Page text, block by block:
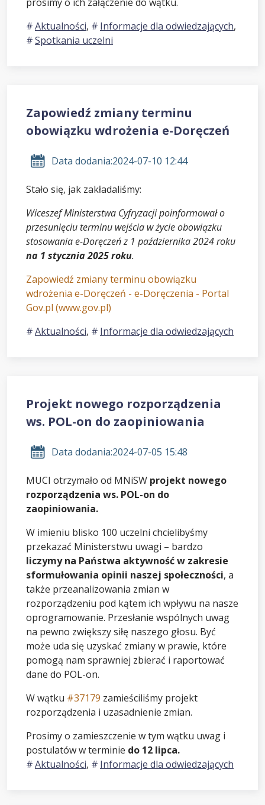
Aktualności, Informacje dla odwiedzających,
Spotkania uczelni
Zapowiedź zmiany terminu
obowiązku wdrożenia e-Doręczeń
Data dodania:2024-07-10 12:44
Stało się, jak zakładaliśmy:
Wiceszef Ministerstwa Cyfryzacji poinformował o
przesunięciu terminu wejścia w życie obowiązku
stosowania e-Doręczeń z 1 października 2024 roku
na 1 stycznia 2025 roku.
Zapowiedź zmiany terminu obowiązku
wdrożenia e-Doręczeń - e-Doręczenia - Portal
Gov.pl (www.gov.pl)
Aktualności, Informacje dla odwiedzających
Projekt nowego rozporządzenia
ws. POL-on do zaopiniowania
Data dodania:2024-07-05 15:48
MUCI otrzymało od MNiSW projekt nowego
rozporządzenia ws. POL-on do
zaopiniowania.
W imieniu blisko 100 uczelni chcielibyśmy
przekazać Ministerstwu uwagi – bardzo
liczymy na Państwa aktywność w zakresie
sformułowania opinii naszej społeczności, a
także przeanalizowania zmian w
rozporządzeniu pod kątem ich wpływu na nasze
oprogramowanie. Przesłanie wspólnych uwag
na pewno zwiększy siłę naszego głosu. Być
może uda się uzyskać zmiany w prawie, które
pomogą nam sprawniej zbierać i raportować
dane do POL-on.
W wątku #37179 zamieściliśmy projekt
rozporządzenia i uzasadnienie zmian.
Prosimy o zamieszczenie w tym wątku uwag i
postulatów w terminie do 12 lipca.
Aktualności, Informacje dla odwiedzających